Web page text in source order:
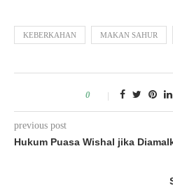
KEBERKAHAN MAKAN SAHUR
0
previous post
Hukum Puasa Wishal jika